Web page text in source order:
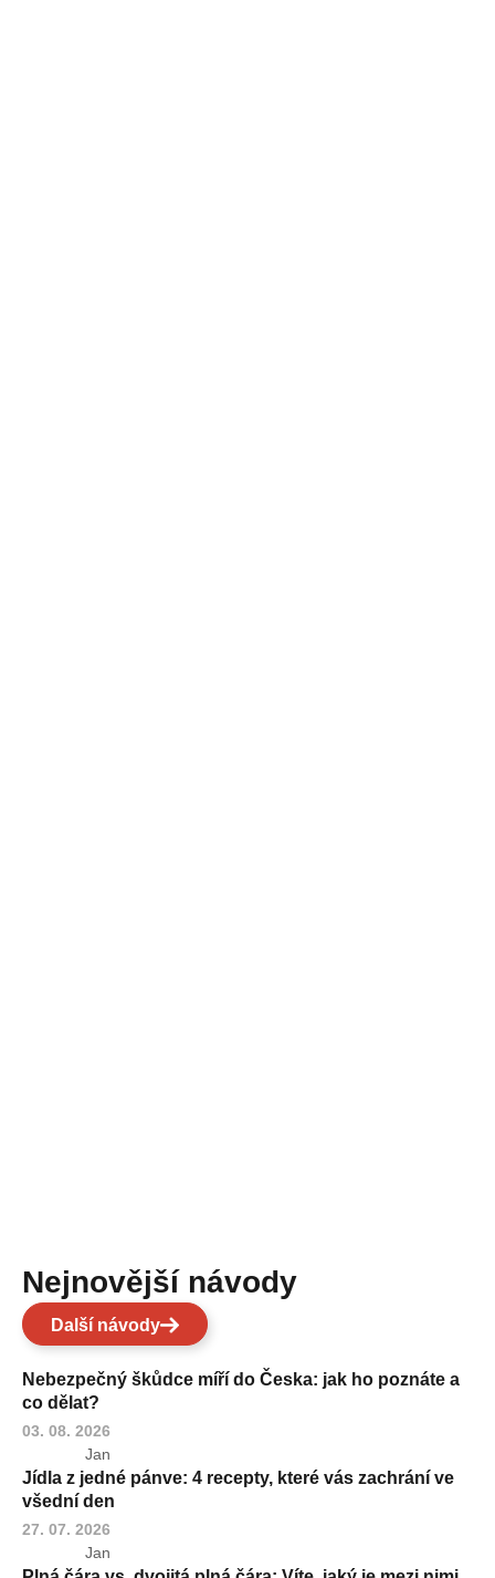
Nejnovější návody
Další návody
Nebezpečný škůdce míří do Česka: jak ho poznáte a
co dělat?
03. 08. 2026
Jan
Jídla z jedné pánve: 4 recepty, které vás zachrání ve
všední den
27. 07. 2026
Jan